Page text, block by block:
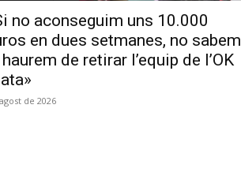
no aconseguim uns 10.000
en dues setmanes, no sabem
de retirar l’equip de l’OK
de 2026